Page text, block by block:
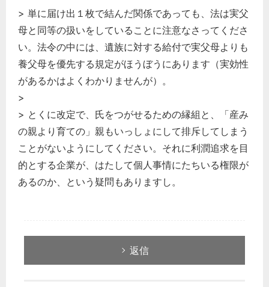
> 単に届け出１枚で結んだ関係であっても、法は実父
母と同等の扱いをしていることに注意なさってくださ
い。法令の中には、遺族に対する給付で実父母よりも
養父母を優先する規定がほうぼうにあります（実効性
があるかはよくわかりませんが）。
>
> とくに改定で、氏をつがせるための縁組と、「産み
の親より育ての」親もいっしょにして排斥してしまう
ことがないようにしてください。それに利潤追求を目
的とする企業が、はたして個人事情にたちいる権限が
あるのか、という疑問もありますし。
返信